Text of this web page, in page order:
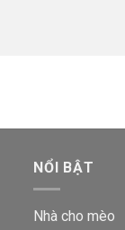
NỔI BẬT
Nhà cho mèo